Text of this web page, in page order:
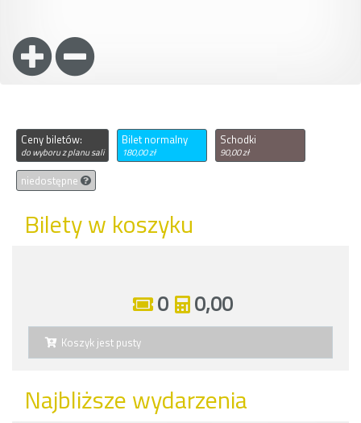
Ceny biletów:
do wyboru z planu sali
Bilet normalny
180,00 zł
Schodki
90,00 zł
niedostępne
Bilety w koszyku
0 0,00
Koszyk jest pusty
Najbliższe wydarzenia